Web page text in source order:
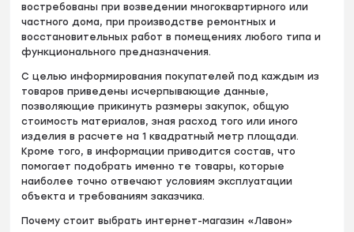
востребованы при возведении многоквартирного или
частного дома, при производстве ремонтных и
восстановительных работ в помещениях любого типа и
функционального предназначения.
С целью информирования покупателей под каждым из
товаров приведены исчерпывающие данные,
позволяющие прикинуть размеры закупок, общую
стоимость материалов, зная расход того или иного
изделия в расчете на 1 квадратный метр площади.
Кроме того, в информации приводится состав, что
помогает подобрать именно те товары, которые
наиболее точно отвечают условиям эксплуатации
объекта и требованиям заказчика.
Почему стоит выбрать интернет-магазин «Лавон»